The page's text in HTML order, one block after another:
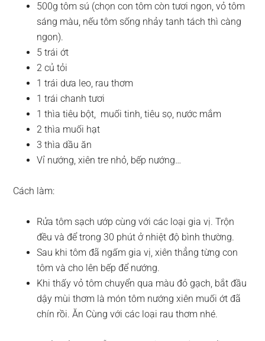
500g tôm sú (chọn con tôm còn tươi ngon, vỏ tôm
sáng màu, nếu tôm sống nhảy tanh tách thì càng
ngon).
5 trái ớt
2 củ tỏi
1 trái dưa leo, rau thơm
1 trái chanh tươi
1 thìa tiêu bột, muối tinh, tiêu sọ, nước mắm
2 thìa muối hạt
3 thìa dầu ăn
Vỉ nướng, xiên tre nhỏ, bếp nướng…
Cách làm:
Rửa tôm sạch ướp cùng với các loại gia vị. Trộn
đều và để trong 30 phút ở nhiệt độ bình thường.
Sau khi tôm đã ngấm gia vị, xiên thẳng từng con
tôm và cho lên bếp để nướng.
Khi thấy vỏ tôm chuyển qua màu đỏ gạch, bắt đầu
dậy mùi thơm là món tôm nướng xiên muối ớt đã
chín rồi. Ăn Cùng với các loại rau thơm nhé.